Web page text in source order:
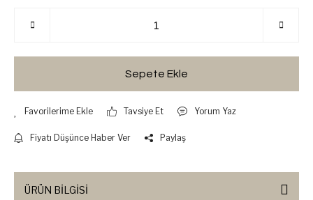
Sepete Ekle
Tavsiye Et Yorum Yaz
Fiyatı Düşünce Haber Ver Paylaş
ÜRÜN BİLGİSİ